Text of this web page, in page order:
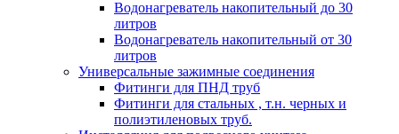
Водонагреватель накопительный до 30
литров
Водонагреватель накопительный от 30
литров
Универсальные зажимные соединения
Фитинги для ПНД труб
Фитинги для стальных , т.н. черных и
полиэтиленовых труб.